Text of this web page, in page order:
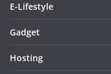
E-Lifestyle
Gadget
Hosting